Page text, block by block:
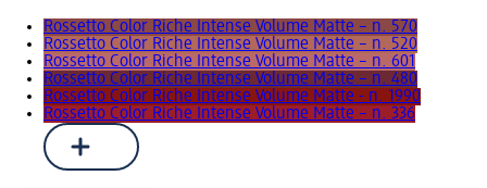
Rossetto Color Riche Intense Volume Matte – n. 570
Rossetto Color Riche Intense Volume Matte – n. 520
Rossetto Color Riche Intense Volume Matte – n. 601
Rossetto Color Riche Intense Volume Matte – n. 480
Rossetto Color Riche Intense Volume Matte - n. 1990
Rossetto Color Riche Intense Volume Matte – n. 336